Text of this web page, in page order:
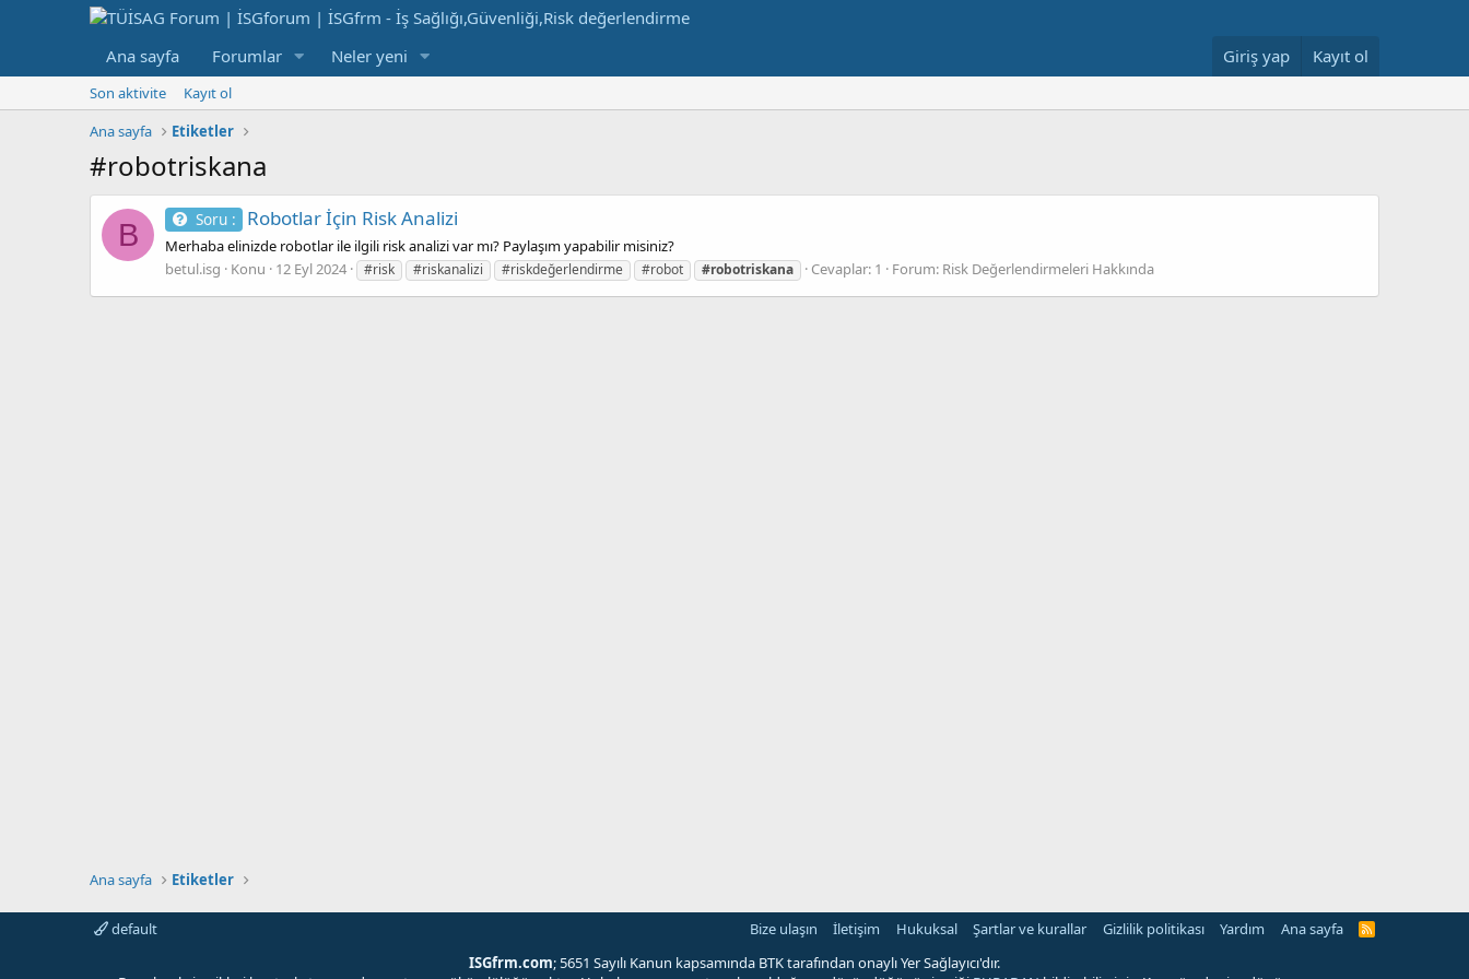
Ana sayfa Forumlar Neler yeni Giriş yap Kayıt ol
Son aktivite
Kayıt ol
Ana sayfa
Etiketler
#robotriskana
B Soru : Robotlar İçin Risk Analizi
Merhaba elinizde robotlar ile ilgili risk analizi var mı? Paylaşım yapabilir misiniz?
betul.isg
Konu 12 Eyl 2024 #risk #riskanalizi #riskdeğerlendirme #robot #robotriskana Cevaplar: 1 Forum: Risk Değerlendirmeleri Hakkında
Ana sayfa Etiketler
default Bize ulaşın İletişim Hukuksal Şartlar ve kurallar Gizlilik politikası Yardım Ana sayfa
R
ISGfrm.com; 5651 Sayılı Kanun kapsamında BTK tarafından onaylı Yer Sağlayıcı'dır.